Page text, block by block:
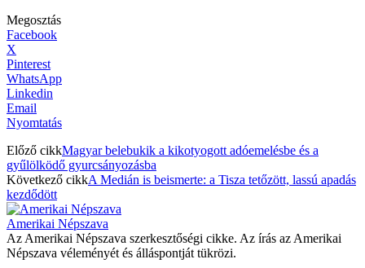
Megosztás
Facebook
X
Pinterest
WhatsApp
Linkedin
Email
Nyomtatás
Előző cikkMagyar belebukik a kikotyogott adóemelésbe és a
gyűlölködő gyurcsányozásba
Következő cikkA Medián is beismerte: a Tisza tetőzött, lassú apadás
kezdődött
Amerikai Népszava
Az Amerikai Népszava szerkesztőségi cikke. Az írás az Amerikai
Népszava véleményét és álláspontját tükrözi.